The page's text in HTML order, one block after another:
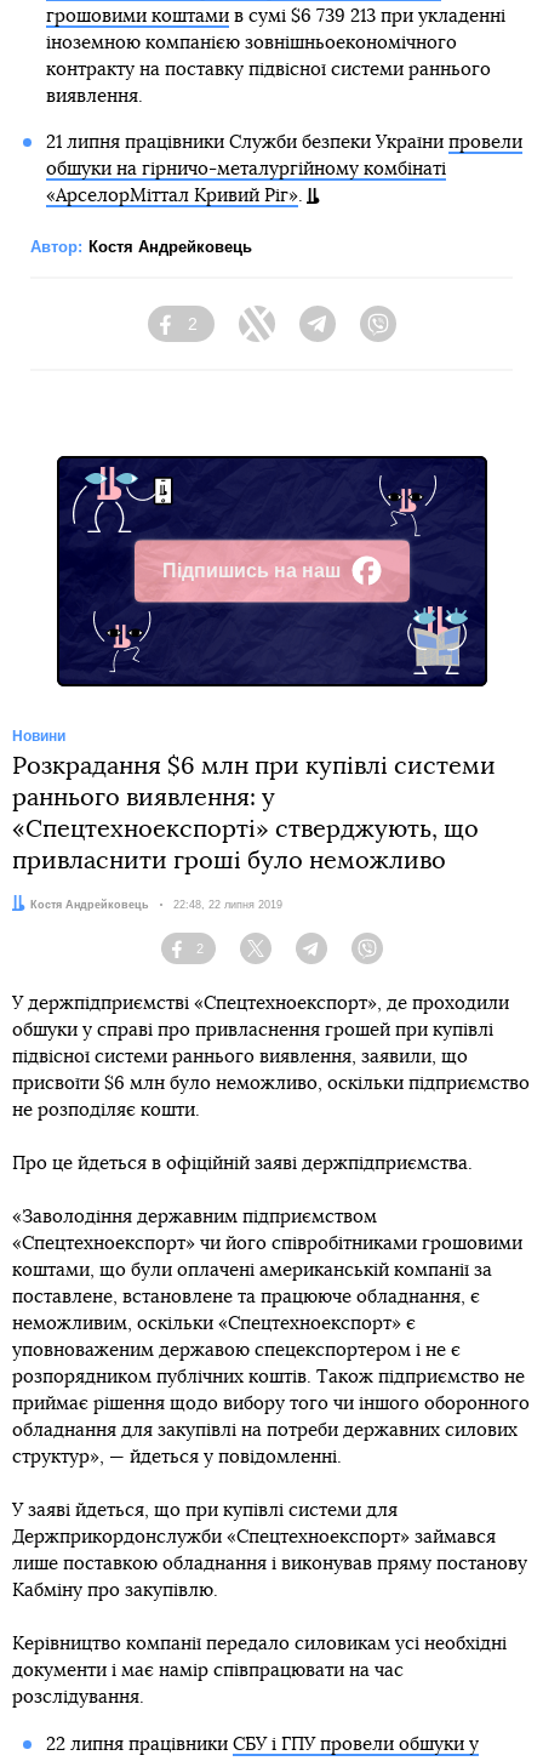
грошовими коштамив сумі $6 739 213 при укладенні
іноземною компанією зовнішньоекономічного
контракту на поставку підвісної системи раннього
виявлення.
21 липня працівники Служби безпеки України провели
обшуки на гірничо-металургійному комбінаті
«АрселорМіттал Кривий Ріг».
Автор: Костя Андрейковець
Facebook
2
Twitter TelegramViber
Підпишись на наш
Facebook
Новини
Розкрадання $6 млн при купівлі системи
раннього виявлення: у
«Спецтехноекспорті» стверджують, що
привласнити гроші було неможливо
Автор:Костя Андрейковець Дата:
22:48, 22 липня 2019
Facebook
2
Twitter Telegram
У держпідприємстві «Спецтехноекспорт», де проходили
обшуки у справі про привласнення грошей при купівлі
підвісної системи раннього виявлення, заявили, що
присвоїти $6 млн було неможливо, оскільки підприємство
не розподіляє кошти.
Про це йдеться в офіційній заяві держпідприємства.
«Заволодіння державним підприємством
«Спецтехноекспорт» чи його співробітниками грошовими
коштами, що були оплачені американській компанії за
поставлене, встановлене та працююче обладнання, є
неможливим, оскільки «Спецтехноекспорт» є
уповноваженим державою спецекспортером і не є
розпорядником публічних коштів. Також підприємство не
приймає рішення щодо вибору того чи іншого оборонного
обладнання для закупівлі на потреби державних силових
структур», — йдеться у повідомленні.
У заяві йдеться, що при купівлі системи для
Держприкордонслужби «Спецтехноекспорт» займався
лише поставкою обладнання і виконував пряму постанову
Кабміну про закупівлю.
Керівництво компанії передало силовикам усі необхідні
документи і має намір співпрацювати на час
розслідування.
22 липня працівники СБУ і ГПУ провели обшуки у